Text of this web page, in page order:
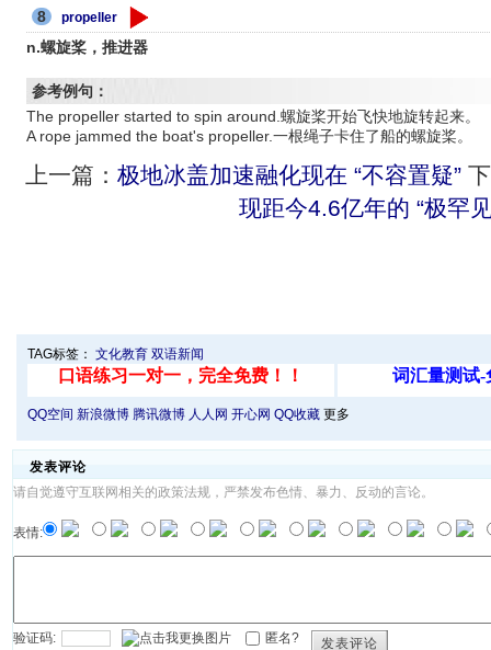
8 propeller
n.螺旋桨，推进器
参考例句：
The propeller started to spin around.螺旋桨开始飞快地旋转起来。
A rope jammed the boat's propeller.一根绳子卡住了船的螺旋桨。
上一篇： 极地冰盖加速融化现在 “不容置疑”
现距今4.6亿年的 “极罕
TAG标签： 文化教育 双语新闻
QQ空间 新浪微博 腾讯微博 人人网 开心网 QQ收藏 更多
发表评论
请自觉遵守互联网相关的政策法规，严禁发布色情、暴力、反动的言论。
表情:
验证码: 匿名? 发表评论